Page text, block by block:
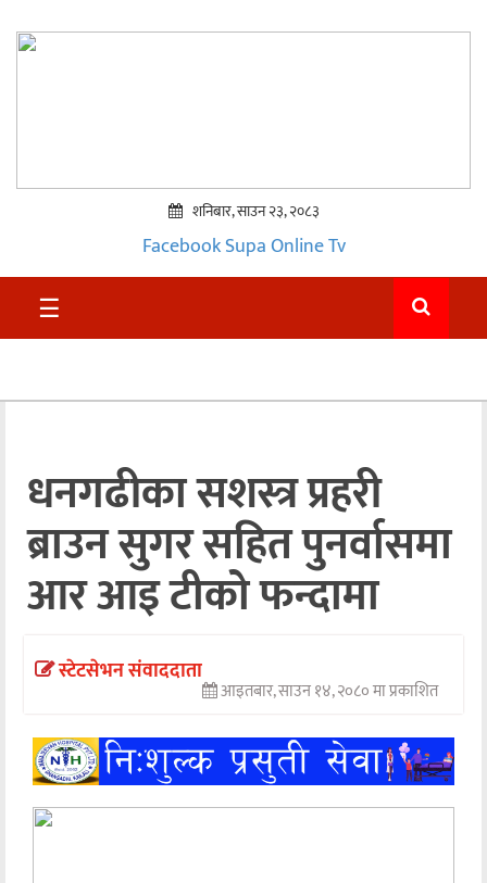
प्रमुख
समाचार
राजनीति
अन्तराष्ट्रिय
अन्तर्वार्ता
खेलकुद
मनोरञ्जन
शनिबार, साउन २३, २०८३
FacebookSupa Online Tv
☰
धनगढीका सशस्त्र प्रहरी
ब्राउन सुगर सहित पुनर्वासमा
आर आइ टीको फन्दामा
स्टेटसेभन संवाददाता
आइतबार, साउन १४, २०८० मा प्रकाशित